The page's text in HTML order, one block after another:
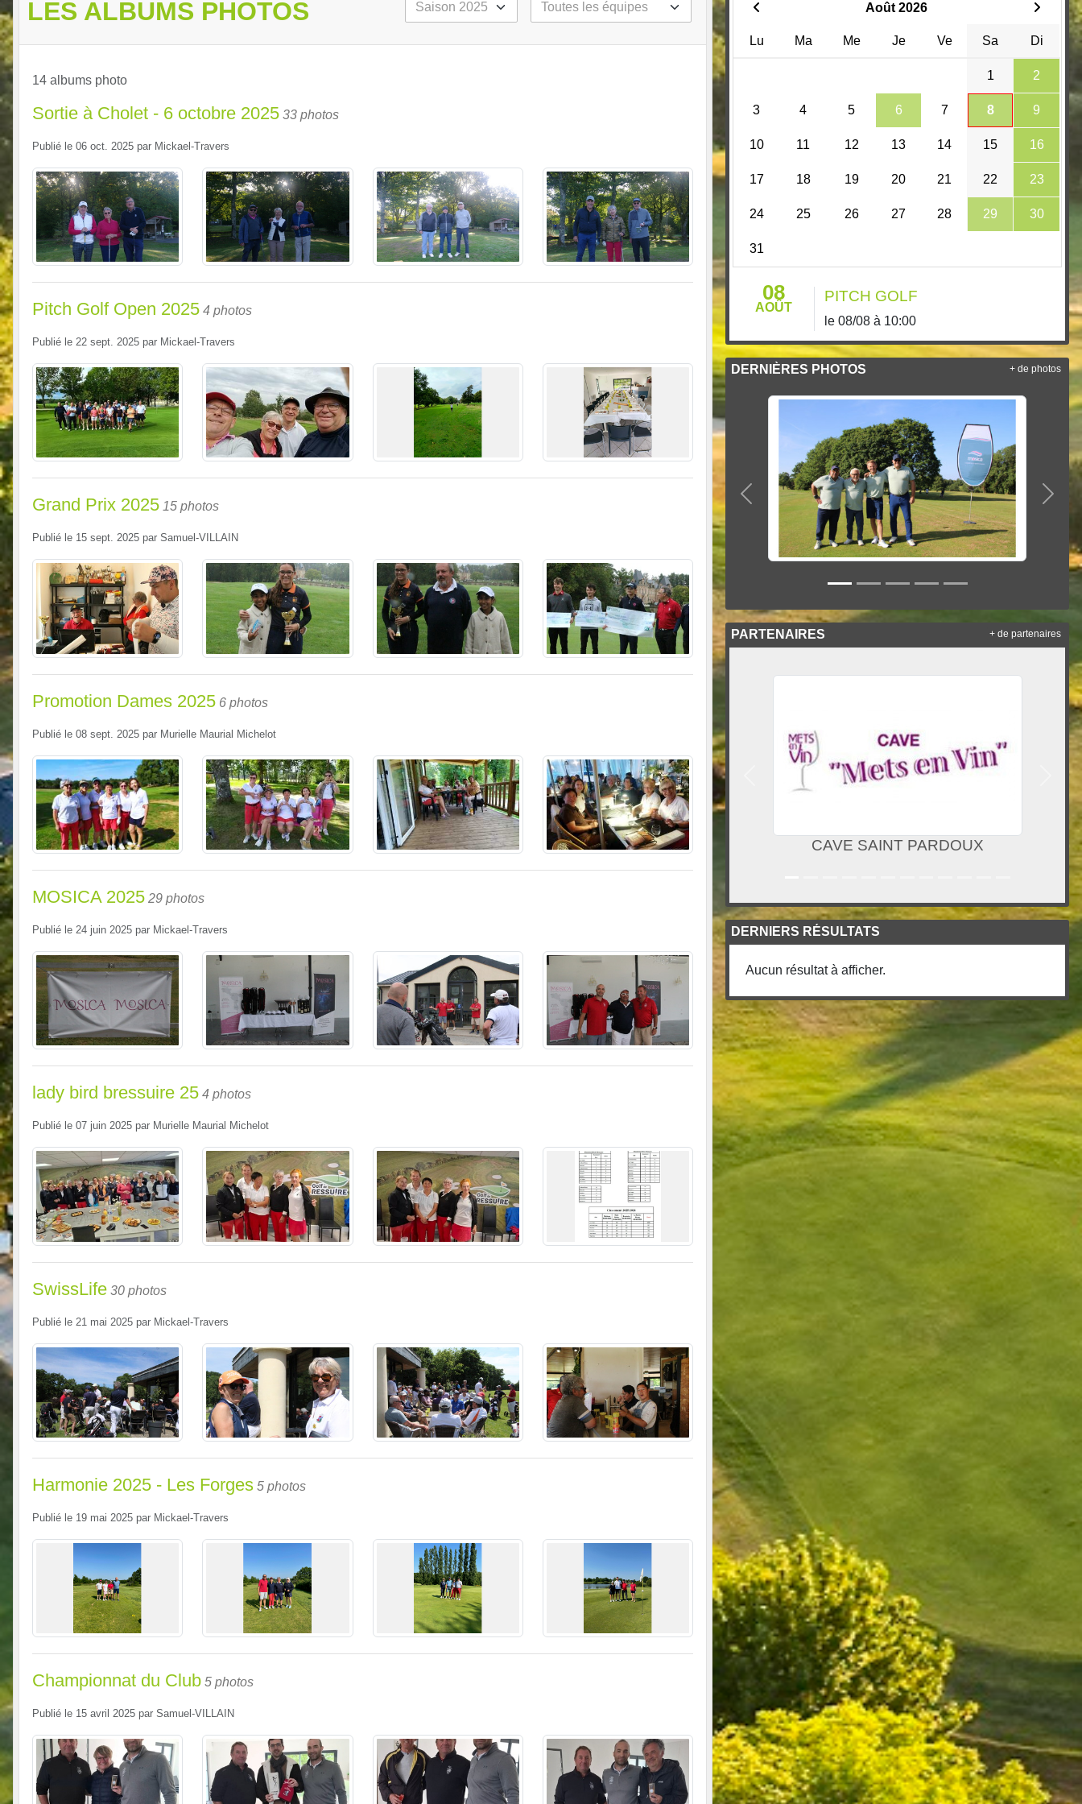
LES ALBUMS PHOTOS
14 albums photo
Sortie à Cholet - 6 octobre 2025 33 photos
Publié le 06 oct. 2025 par Mickael-Travers
Pitch Golf Open 2025 4 photos
Publié le 22 sept. 2025 par Mickael-Travers
Grand Prix 2025 15 photos
Publié le 15 sept. 2025 par Samuel-VILLAIN
Promotion Dames 2025 6 photos
Publié le 08 sept. 2025 par Murielle Maurial Michelot
MOSICA 2025 29 photos
Publié le 24 juin 2025 par Mickael-Travers
lady bird bressuire 25 4 photos
Publié le 07 juin 2025 par Murielle Maurial Michelot
SwissLife 30 photos
Publié le 21 mai 2025 par Mickael-Travers
Harmonie 2025 - Les Forges 5 photos
Publié le 19 mai 2025 par Mickael-Travers
Championnat du Club 5 photos
Publié le 15 avril 2025 par Samuel-VILLAIN
Août 2026
Lu Ma Me Je Ve Sa Di
1 2
3 4 5 6 7 8 9
10 11 12 13 14 15 16
17 18 19 20 21 22 23
24 25 26 27 28 29 30
31
08
AOÛT
PITCH GOLF
le 08/08 à 10:00
DERNIÈRES PHOTOS
Précedent
+ de photos
PARTENAIRES
DM CONSEILS
Précedent
+ de partenaires
DERNIERS RÉSULTATS
Aucun résultat à afficher.